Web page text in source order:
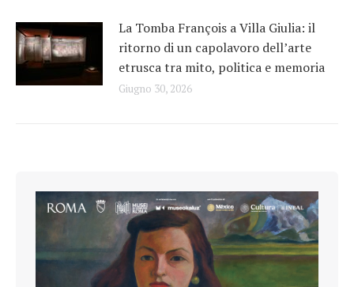
La Tomba François a Villa Giulia: il
ritorno di un capolavoro dell’arte
etrusca tra mito, politica e memoria
Giugno 30, 2026